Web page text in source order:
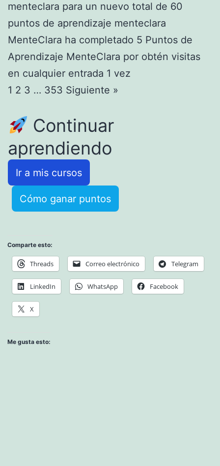
menteclara para un nuevo total de 60
puntos de aprendizaje menteclara
MenteClara ha completado 5 Puntos de
Aprendizaje MenteClara por obtén visitas
en cualquier entrada 1 vez
1 2 3 … 353 Siguiente »
Continuar
aprendiendo
Ir a mis cursos
Cómo ganar puntos
Comparte esto:
Threads Correo electrónico Telegram
LinkedIn WhatsApp Facebook
X
Me gusta esto: